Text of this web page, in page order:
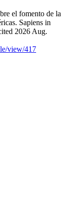
el fomento de la
Sapiens in
2026 Aug.
view/417